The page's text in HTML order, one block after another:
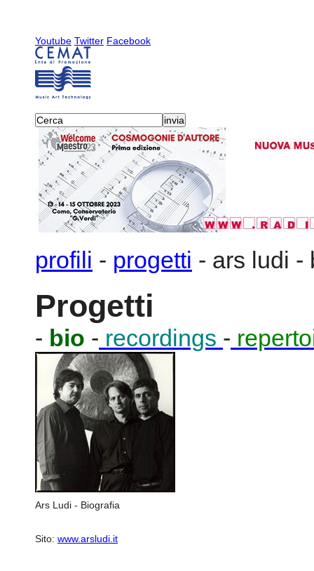
Youtube Twitter Facebook
profili - progetti - ars ludi -
Progetti
- bio - recordings -
Ars Ludi - Biografia
Sito: www.arsludi.it